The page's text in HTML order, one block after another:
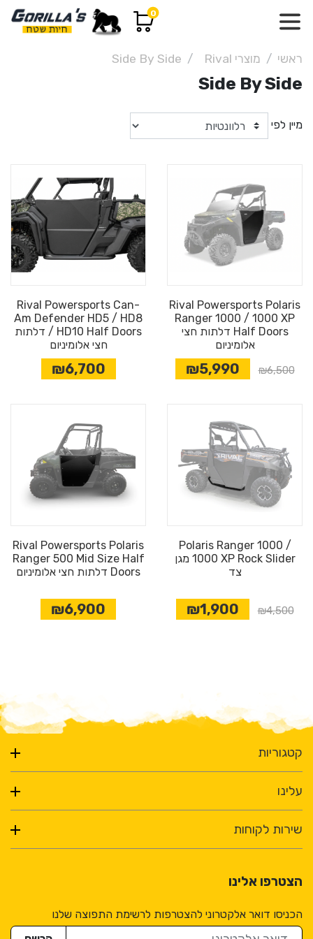
0
ראשי מוצרי Rival Side By Side
Side By Side
מיין לפי
Rival Powersports Polaris
Ranger 1000 / 1000 XP
Half Doors דלתות חצי
אלומיניום
₪6,500
₪5,990
Rival Powersports Can-
Am Defender HD5 / HD8
/ HD10 Half Doors דלתות
חצי אלומיניום
₪6,700
Polaris Ranger 1000 /
1000 XP Rock Slider מגן
צד
₪4,500
₪1,900
Rival Powersports Polaris
Ranger 500 Mid Size Half
Doors דלתות חצי אלומיניום
₪6,900
קטגוריות
עלינו
שירות לקוחות
הצטרפו אלינו
הכניסו דואר אלקטרוני להצטרפות לרשימת התפוצה שלנו
דואר אלקטרוני